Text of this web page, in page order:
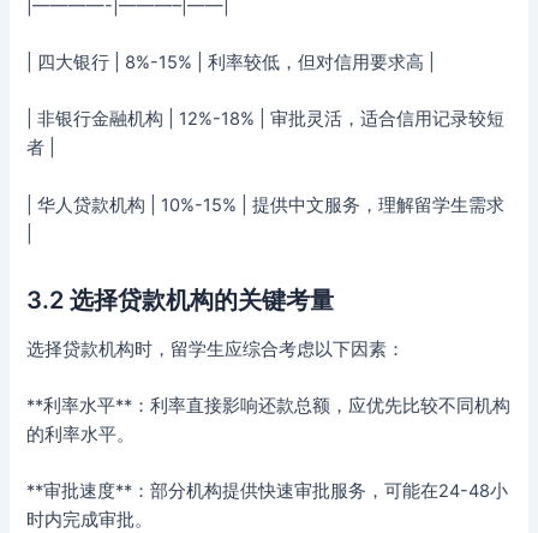
|————-|———–|——|
| 四大银行 | 8%-15% | 利率较低，但对信用要求高 |
| 非银行金融机构 | 12%-18% | 审批灵活，适合信用记录较短
者 |
| 华人贷款机构 | 10%-15% | 提供中文服务，理解留学生需求
3.2 选择贷款机构的关键考量
选择贷款机构时，留学生应综合考虑以下因素：
**利率水平**：利率直接影响还款总额，应优先比较不同机构
的利率水平。
**审批速度**：部分机构提供快速审批服务，可能在24-48小
时内完成审批。